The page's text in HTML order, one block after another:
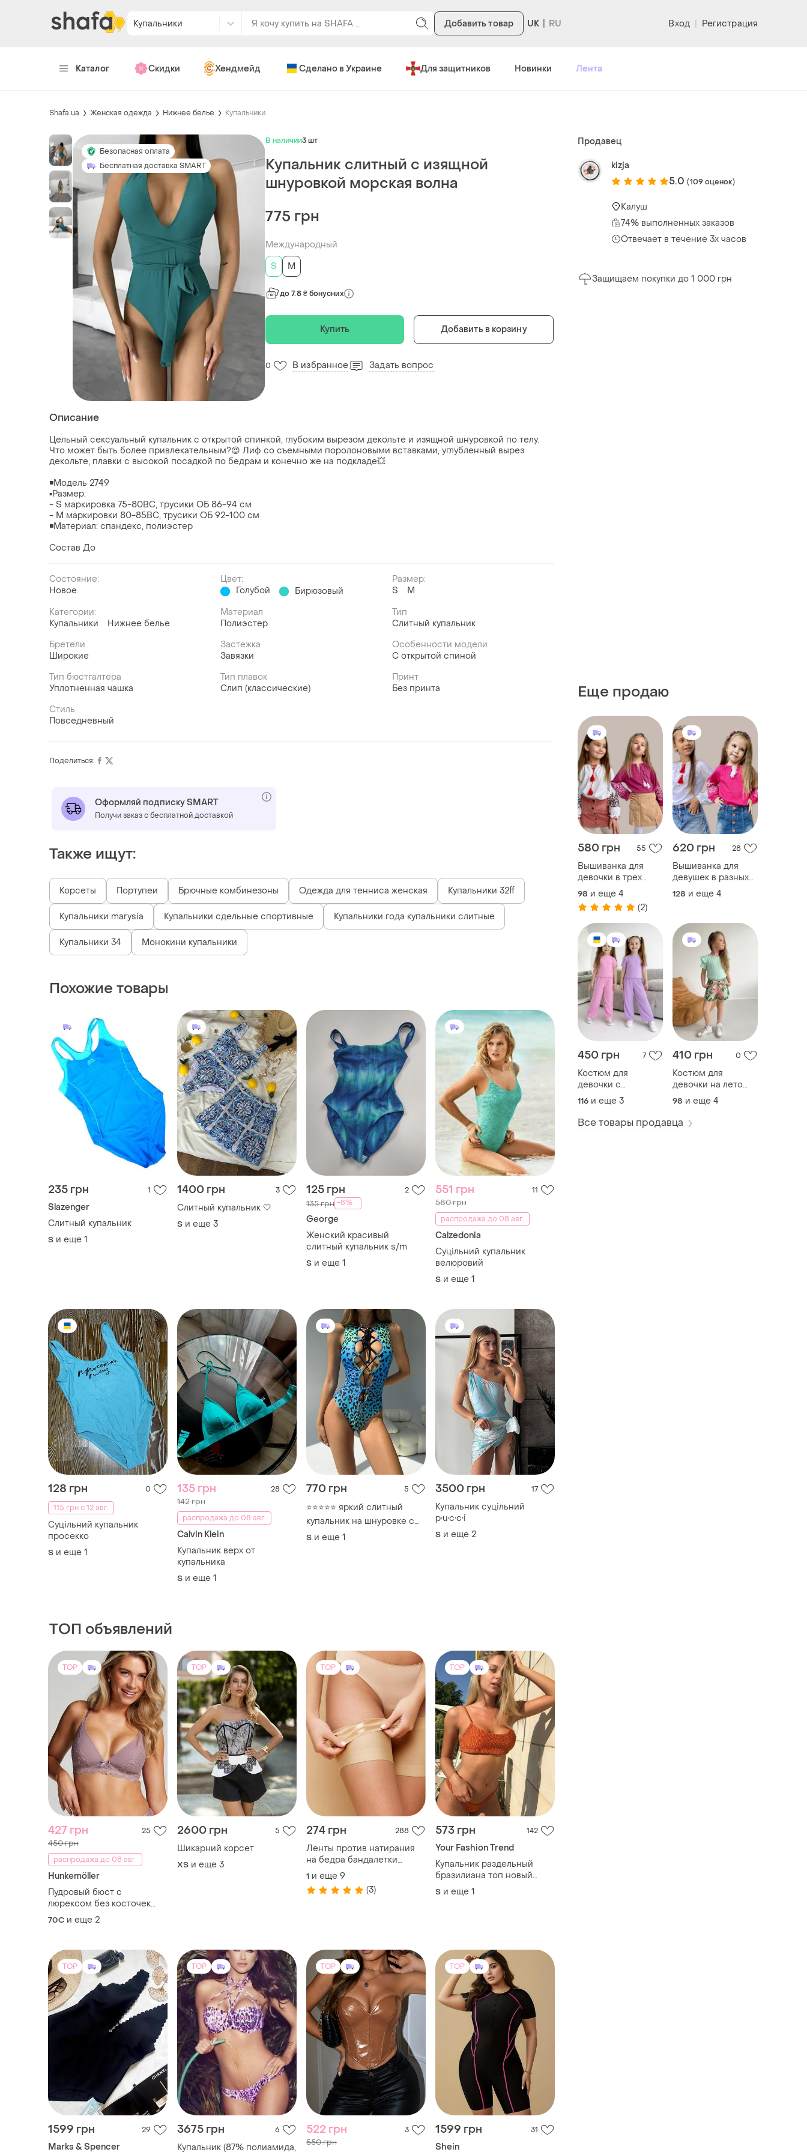
Купальники Добавить товар UK Вход | Регистрация
Каталог Скидки Хендмейд Сделано в Украине Для защитников Новинки Лента
Shafa.ua Женская одежда Нижнее белье Купальники
Безопасная оплата
Бесплатная доставка SMART
В наличии3 шт
Купальник слитный с изящной
шнуровкой морская волна
775 грн
Международный
S
M
до 7.8 ₴ бонусних
Купить Добавить в корзину
0 В избранное Задать вопрос
Описание
Цельный сексуальный купальник с открытой спинкой, глубоким вырезом декольте и изящной шнуровкой по телу.
Что может быть более привлекательным?😍 Лиф со съемными поролоновыми вставками, углубленный вырез
декольте, плавки с высокой посадкой по бедрам и конечно же на подкладе💥
◾️Модель 2749
▪️Размер:
- S маркировка 75-80ВС, трусики ОБ 86-94 см
- M маркировки 80-85ВС, трусики ОБ 92-100 см
◾️Материал: спандекс, полиэстер
Состав До
Состояние:
Новое
Цвет:
Голубой
Бирюзовый
Размер:
S
M
Категории:
Купальники
Нижнее белье
Материал
Полиэстер
Тип
Слитный купальник
Бретели
Широкие
Застежка
Завязки
Особенности модели
С открытой спиной
Тип бюстгалтера
Уплотненная чашка
Тип плавок
Слип (классические)
Принт
Без принта
Стиль
Повседневный
Продавец
kizja
5.0 (109 оценок)
Калуш
74% выполненных заказов
Отвечает в течение 3х часов
Защищаем покупки до 1 000 грн
Еще продаю
580 грн 55
Вышиванка для
девочки в трех
цветах
98 и еще 4
(2)
620 грн 28
Вышиванка для
девушек в разных
цветах, вышитая
рубашка
128 и еще 4
450 грн 7
Костюм для
девочки с
широкими
брюками
116 и еще 3
410 грн 0
Костюм для
девочки на лето
4266
98 и еще 4
Все товары продавца
Поделиться:
Оформляй подписку SMART
Получи заказ с бесплатной доставкой
Также ищут:
Корсеты Портупеи Брючные комбинезоны Одежда для тенниса женская Купальники 32ff
Купальники marysia Купальники сдельные спортивные Купальники года купальники слитные
Купальники 34 Монокини купальники
Похожие товары
235 грн 1
Slazenger
Слитный купальник
S и еще 1
1400 грн 3
Слитный купальник 🤍
S и еще 3
125 грн 2
135 грн -8%
George
Женский красивый
слитный купальник s/m
S и еще 1
551 грн 11
580 грн
распродажа до 08 авг.
Calzedonia
Суцільний купальник
велюровий
S и еще 1
128 грн
0
115 грн с 12 авг.
Суцільний купальник
просекко
S и еще 1
135 грн 28
142 грн
распродажа до 08 авг.
Calvin Klein
Купальник верх от
купальника
S и еще 1
770 грн 5
⭐⭐⭐⭐⭐ яркий слитный
купальник на шнуровке с
анималистичным принтом
sw1543, a2782
S и еще 1
3500 грн 17
Купальник суцільний
p•u•с•с•i
S и еще 2
ТОП объявлений
TOP
427 грн 25
450 грн
распродажа до 08 авг.
Hunkemöller
Пудровый бюст с
люрексом без косточек
паралоновый hunkemoller
70c 75d 80c
70C и еще 2
TOP
2600 грн 5
Шикарний корсет
ХS и еще 3
TOP
274 грн 288
Ленты против натирания
на бедра бандалетки
защитные ленты для
внутренней части бедра
1100
1 и еще 9
(3)
TOP
573 грн 142
Your Fashion Trend
Купальник раздельный
бразилиана топ новый
"жатка" тренд жатый
эффект качественный
S и еще 1
TOP
1599 грн 29
Marks & Spencer
TOP
3675 грн 6
Купальник (87% полиамида,
TOP
522 грн 3
550 грн
TOP
1599 грн 31
Shein